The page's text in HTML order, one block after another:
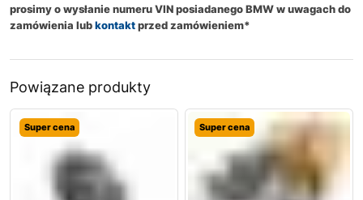
prosimy o wysłanie numeru VIN posiadanego BMW w uwagach do
zamówienia lubkontaktprzed zamówieniem*
Powiązane produkty
Super cena Super cena